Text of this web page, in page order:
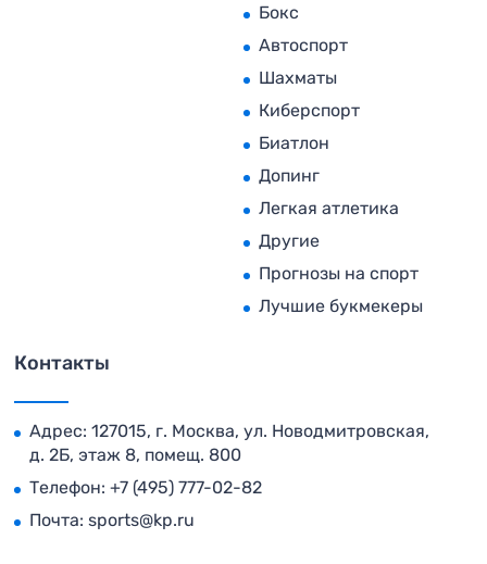
Бокс
Автоспорт
Шахматы
Киберспорт
Биатлон
Допинг
Легкая атлетика
Другие
Прогнозы на спорт
Лучшие букмекеры
Контакты
Адрес: 127015, г. Москва, ул. Новодмитровская,
д. 2Б, этаж 8, помещ. 800
Телефон: +7 (495) 777-02-82
Почта: sports@kp.ru